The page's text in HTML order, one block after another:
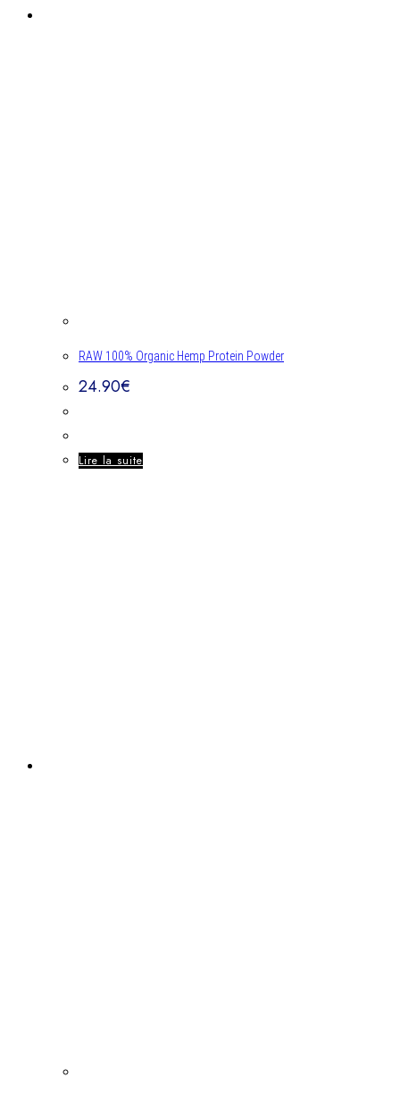
RAW 100% Organic Hemp Protein Powder
24.90€
Lire la suite